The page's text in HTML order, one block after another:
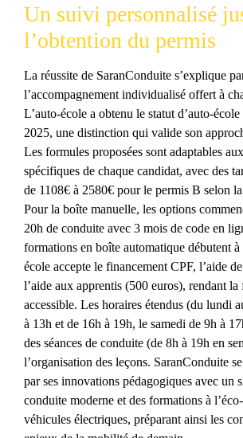
Un suivi personnalisé
l’obtention du permis
La réussite de SaranConduite s’explique
l’accompagnement individualisé offert à
L’auto-école a obtenu le statut d’auto-
2025, une distinction qui valide son
Les formules proposées sont adaptables
spécifiques de chaque candidat, avec des
de 1108€ à 2580€ pour le permis B selon
Pour la boîte manuelle, les options
20h de conduite avec 3 mois de code en
formations en boîte automatique débutent à
école accepte le financement CPF, l’aide
l’aide aux apprentis (500 euros), rendant
accessible. Les horaires étendus (du lundi
à 13h et de 16h à 19h, le samedi de 9h à
des séances de conduite (de 8h à 19h en
l’organisation des leçons. SaranConduite
par ses innovations pédagogiques avec un
conduite moderne et des formations à
véhicules électriques, préparant ainsi les